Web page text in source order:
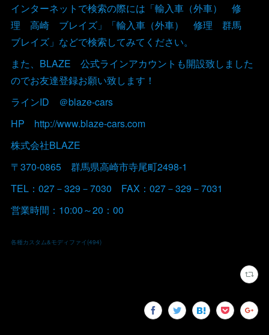
インターネットで検索の際には「輸入車（外車） 修
理 高崎 ブレイズ」「輸入車（外車） 修理 群馬
ブレイズ」などで検索してみてください。
また、BLAZE 公式ラインアカウントも開設致しました
のでお友達登録お願い致します！
ラインID ＠blaze-cars
HP http://www.blaze-cars.com
株式会社BLAZE
〒370-0865 群馬県高崎市寺尾町2498-1
TEL：027－329－7030 FAX：027－329－7031
営業時間：10:00～20：00
各種カスタム&モディファイ (494)